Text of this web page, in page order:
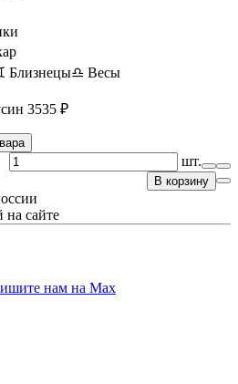
Близнецы♎ Весы
3535 ₽
шт.
В корзину
на сайте
нам на Max